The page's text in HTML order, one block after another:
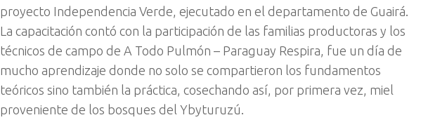
proyecto Independencia Verde, ejecutado en el departamento de Guairá.
La capacitación contó con la participación de las familias productoras y los
técnicos de campo de A Todo Pulmón – Paraguay Respira, fue un día de
mucho aprendizaje donde no solo se compartieron los fundamentos
teóricos sino también la práctica, cosechando así, por primera vez, miel
proveniente de los bosques del Ybyturuzú.